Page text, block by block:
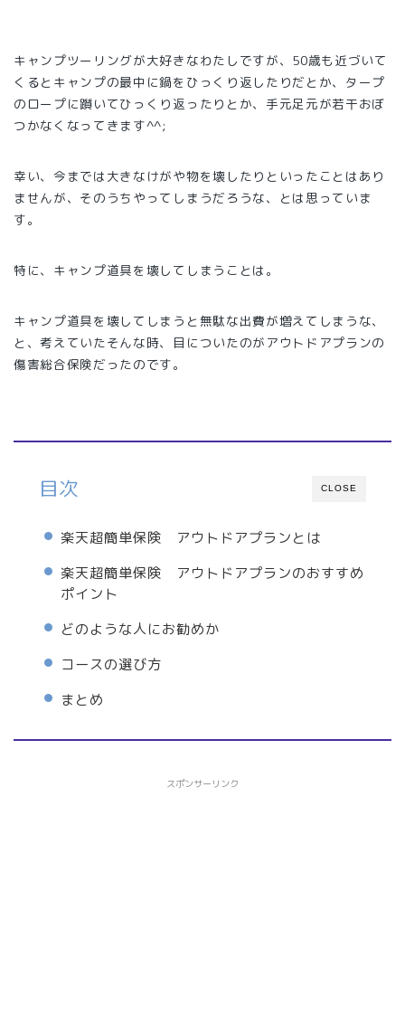
キャンプツーリングが大好きなわたしですが、50歳も近づいて
くるとキャンプの最中に鍋をひっくり返したりだとか、タープ
のロープに躓いてひっくり返ったりとか、手元足元が若干おぼ
つかなくなってきます^^;
幸い、今までは大きなけがや物を壊したりといったことはあり
ませんが、そのうちやってしまうだろうな、とは思っていま
す。
特に、キャンプ道具を壊してしまうことは。
キャンプ道具を壊してしまうと無駄な出費が増えてしまうな、
と、考えていたそんな時、目についたのがアウトドアプランの
傷害総合保険だったのです。
CLOSE
目次
楽天超簡単保険 アウトドアプランとは
楽天超簡単保険 アウトドアプランのおすすめ
ポイント
どのような人にお勧めか
コースの選び方
まとめ
スポンサーリンク